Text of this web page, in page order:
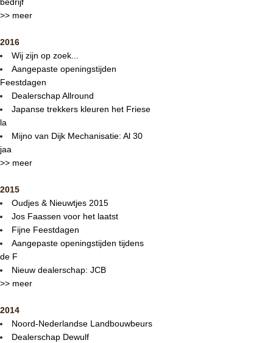
>> meer
2016
Wij zijn op zoek...
Aangepaste openingstijden
Feestdagen
Dealerschap Allround
Japanse trekkers kleuren het Friese
la
Mijno van Dijk Mechanisatie: Al 30
jaa
>> meer
2015
Oudjes & Nieuwtjes 2015
Jos Faassen voor het laatst
Fijne Feestdagen
Aangepaste openingstijden tijdens
de F
Nieuw dealerschap: JCB
>> meer
2014
Noord-Nederlandse Landbouwbeurs
Dealerschap Dewulf